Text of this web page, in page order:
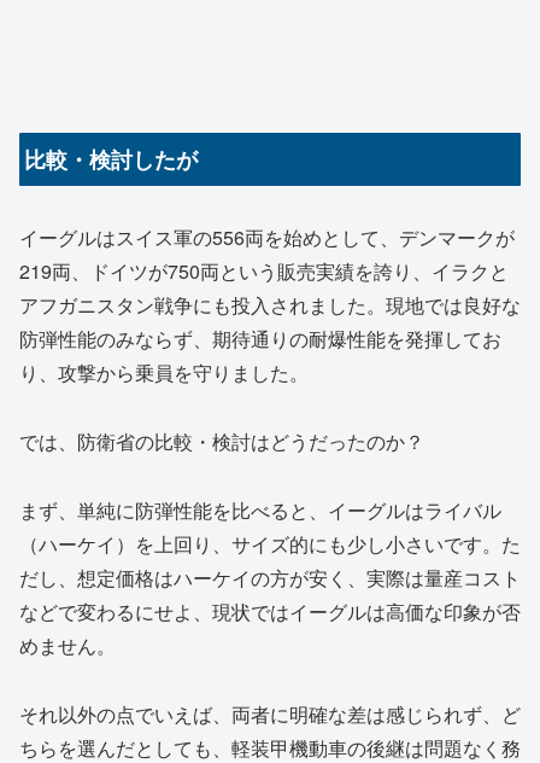
比較・検討したが
イーグルはスイス軍の556両を始めとして、デンマークが
219両、ドイツが750両という販売実績を誇り、イラクと
アフガニスタン戦争にも投入されました。現地では良好な
防弾性能のみならず、期待通りの耐爆性能を発揮してお
り、攻撃から乗員を守りました。
では、防衛省の比較・検討はどうだったのか？
まず、単純に防弾性能を比べると、イーグルはライバル
（ハーケイ）を上回り、サイズ的にも少し小さいです。た
だし、想定価格はハーケイの方が安く、実際は量産コスト
などで変わるにせよ、現状ではイーグルは高価な印象が否
めません。
それ以外の点でいえば、両者に明確な差は感じられず、ど
ちらを選んだとしても、軽装甲機動車の後継は問題なく務